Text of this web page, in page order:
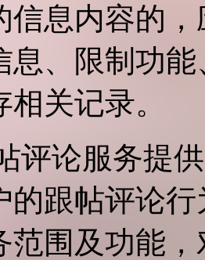
信息内容的
息、限制功
关记录。
评论服务提
的跟帖评论
范围及功能